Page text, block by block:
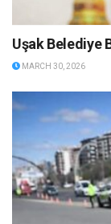
Uşak Belediye
MARCH 30, 2026